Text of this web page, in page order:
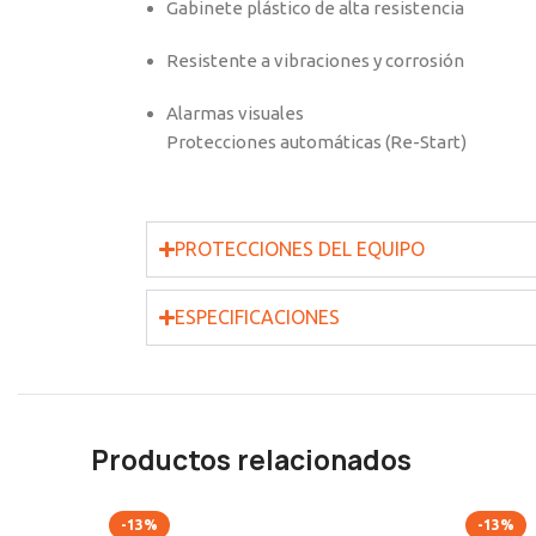
Gabinete plástico de alta resistencia
Resistente a vibraciones y corrosión
Alarmas visuales
Protecciones automáticas (Re-Start)
PROTECCIONES DEL EQUIPO
ESPECIFICACIONES
Productos relacionados
-13% -13%